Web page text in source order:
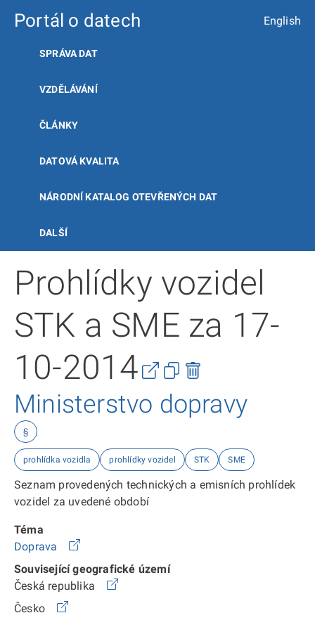
Portál o datech English
SPRÁVA DAT
VZDĚLÁVÁNÍ
ČLÁNKY
DATOVÁ KVALITA
NÁRODNÍ KATALOG OTEVŘENÝCH DAT
DALŠÍ
Prohlídky vozidel
STK a SME za 17-
10-2014
Ministerstvo dopravy
§
prohlídka vozidla prohlídky vozidel STK SME
Seznam provedených technických a emisních prohlídek
vozidel za uvedené období
Téma
Doprava
Související geografické území
Česká republika
Česko